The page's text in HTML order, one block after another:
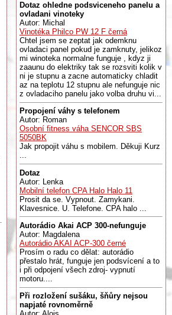
Dotaz ohledne podsviceneho panelu a
ovladani vinoteky
Autor: Michal
Vinotéka Philco PW 12 F černá
Chtel jsem se zeptat jak odemknu
ovladaci panel pokud je zamknuty, jelikoz
mi winoteka normalne funguje , kdyz ji
zaaunu do elektriky tak se rozsviti kolik v
ni je stupnu a zacne automaticky chladit
az na teplotu 12 stupnu ale nefunguje nic
z ovladaciho panelu jako volba druhu vi...
Propojení váhy s telefonem
Autor: Roman
Osobní fitness váha SENCOR SBS
5050BK
Jak propojit váhu s mobilem. Děkuji Kurz
...
Dotaz
Autor: Lenka
Mobilní telefon CPA Halo Halo 11
Prosit da se. Vypnout. Zamykani.
Klavesnice. U. Telefone. CPA halo ...
Autorádio Akai ACP 300-nefunguje
Autor: Magdalena
Autorádio AKAI ACP-300 černé
Prosím o radu co dělat: autorádio
přestalo hrát, funguje jen podsvícení a to
i při odpojení všech zdroj- vypnutí
motoru....
Při rozložení sušáku, šňůry nejsou
napjaté rovnoměrně